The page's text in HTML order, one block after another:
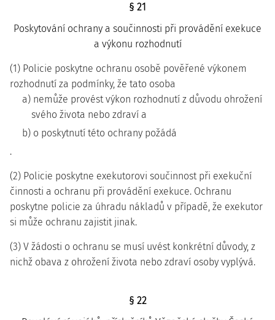
§ 21
Poskytování ochrany a součinnosti při provádění exekuce
a výkonu rozhodnutí
(1) Policie poskytne ochranu osobě pověřené výkonem
rozhodnutí za podmínky, že tato osoba
a) nemůže provést výkon rozhodnutí z důvodu ohrožení
svého života nebo zdraví a
b) o poskytnutí této ochrany požádá
.
(2) Policie poskytne exekutorovi součinnost při exekuční
činnosti a ochranu při provádění exekuce. Ochranu
poskytne policie za úhradu nákladů v případě, že exekutor
si může ochranu zajistit jinak.
(3) V žádosti o ochranu se musí uvést konkrétní důvody, z
nichž obava z ohrožení života nebo zdraví osoby vyplývá.
§ 22